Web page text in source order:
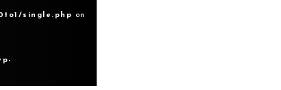
single.php
on